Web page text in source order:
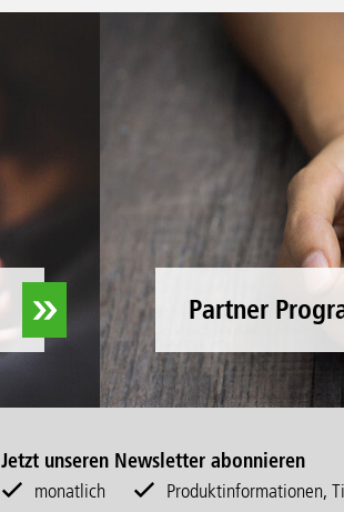
Partner
Jetzt unseren Newsletter abonnieren
monatlich
Produktinformationen,